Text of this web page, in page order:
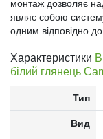
монтаж дозволяє
являє собою
одним відповідно
Характеристики
білий глянець
Тип
Вид